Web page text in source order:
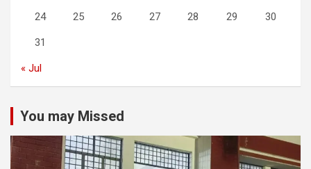
24 25 26 27 28 29 30
31
« Jul
You may Missed